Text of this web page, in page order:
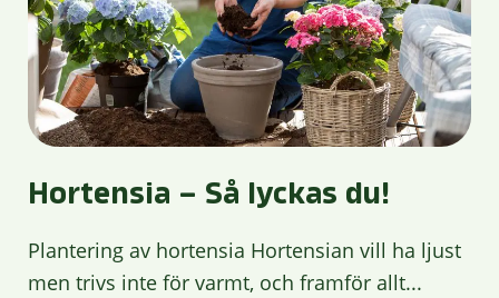
Hortensia – Så lyckas du!
Plantering av hortensia Hortensian vill ha ljust
men trivs inte för varmt, och framför allt...